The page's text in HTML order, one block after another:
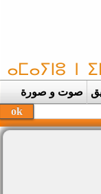
صوت و صورة